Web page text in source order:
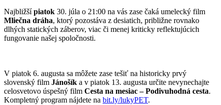
Najbližšípiatok 30. júla o 21:00 na vás zase čaká umelecký film
Mliečna dráha, ktorý pozostáva z desiatich, približne rovnako
dlhých statických záberov, viac či menej kriticky reflektujúcich
fungovanie našej spoločnosti.
V piatok 6. augusta sa môžete zase tešiť na historicky prvý
slovenský film Jánošík a v piatok 13. augusta určite nevynechajte
celosvetovo úspešný film Cesta na mesiac – Podivuhodná cesta.
Kompletný program nájdete na bit.ly/lukyPET.